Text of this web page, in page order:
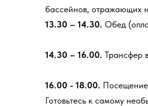
бассейнов, отражающих
13.30 – 14.30. Обед
14.30 – 16.00. Трансфер
16.00 - 18.00.
Готовьтесь к самому